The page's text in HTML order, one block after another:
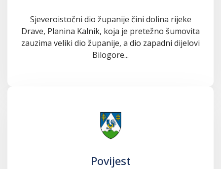
Sjeveroistočni dio županije čini dolina rijeke
Drave, Planina Kalnik, koja je pretežno šumovita
zauzima veliki dio županije, a dio zapadni dijelovi
Bilogore...
Povijest